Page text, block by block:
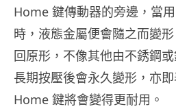
Home 鍵傳動器的旁邊，當
時，液態金屬便會隨之而變
回原形，不像其他由不銹鋼
長期按壓後會永久變形，亦
Home 鍵將會變得更耐用。